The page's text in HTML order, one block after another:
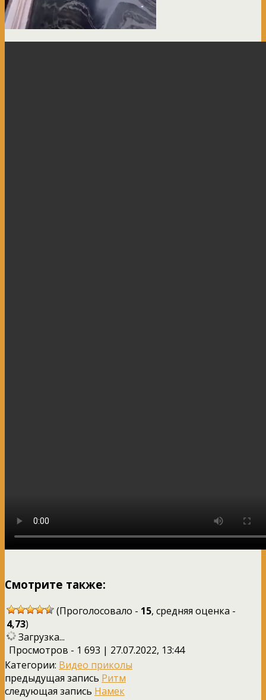
Смотрите также:
(Проголосовало - 15, средняя оценка -
4,73)
Загрузка...
Просмотров - 1 693 | 27.07.2022, 13:44
Категории: Видео приколы
предыдущая запись Ритм
следующая запись Намек